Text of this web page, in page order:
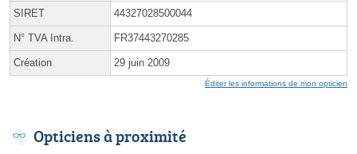
SIRET 44327028500044
N° TVA Intra. FR37443270285
Création 29 juin 2009
Éditer les informations de mon opticien
Opticiens à proximité